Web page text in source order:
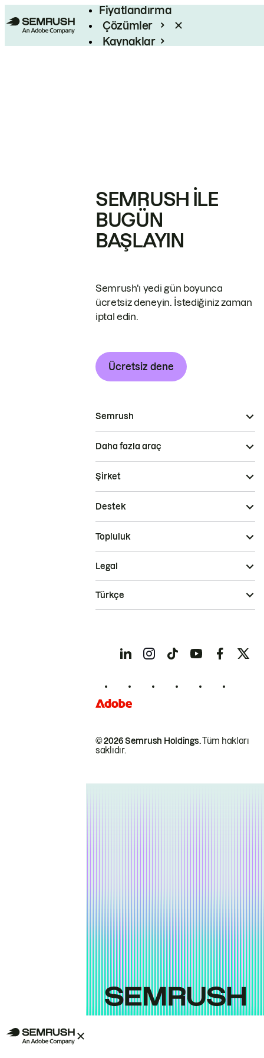
Fiyatlandırma
Çözümler
Kaynaklar
SEMRUSH ILE
BUGÜN
BAŞLAYIN
Semrush'ı yedi gün boyunca
ücretsiz deneyin. İstediğiniz zaman
iptal edin.
Ücretsiz dene
Semrush
Daha fazla araç
Şirket
Destek
Topluluk
© 2026 Semrush Holdings.Tüm hakları
saklıdır.
Legal
Türkçe